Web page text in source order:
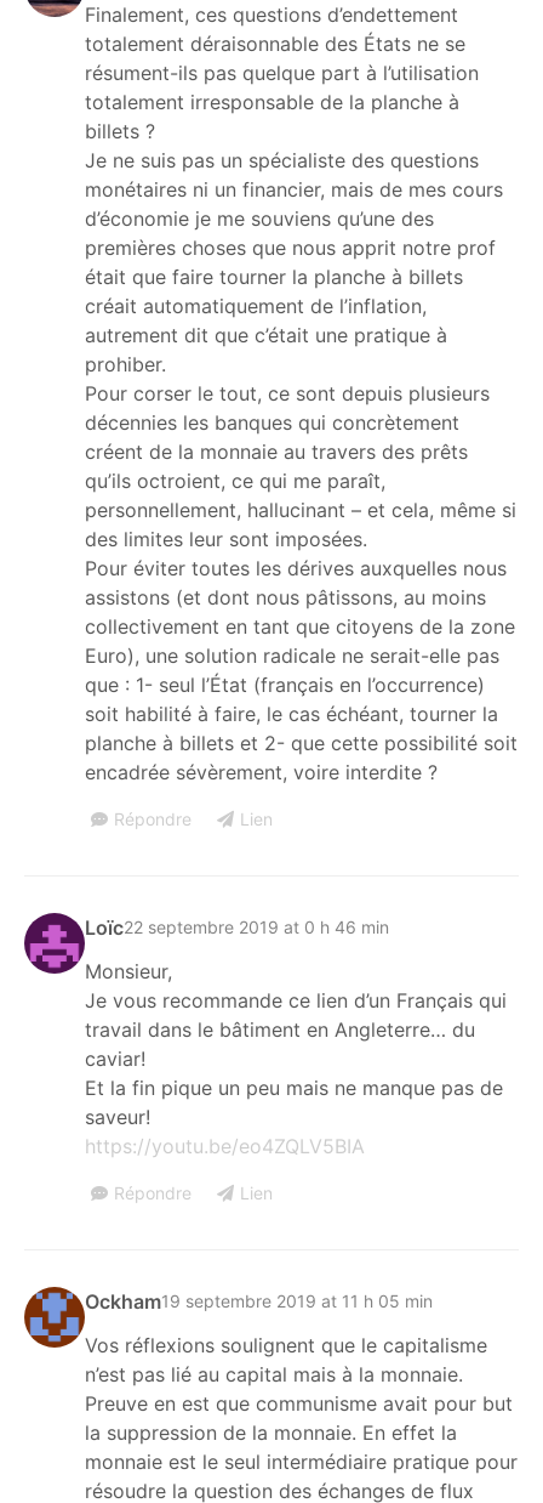
Finalement, ces questions d’endettement
totalement déraisonnable des États ne se
résument-ils pas quelque part à l’utilisation
totalement irresponsable de la planche à
billets ?
Je ne suis pas un spécialiste des questions
monétaires ni un financier, mais de mes cours
d’économie je me souviens qu’une des
premières choses que nous apprit notre prof
était que faire tourner la planche à billets
créait automatiquement de l’inflation,
autrement dit que c’était une pratique à
prohiber.
Pour corser le tout, ce sont depuis plusieurs
décennies les banques qui concrètement
créent de la monnaie au travers des prêts
qu’ils octroient, ce qui me paraît,
personnellement, hallucinant – et cela, même si
des limites leur sont imposées.
Pour éviter toutes les dérives auxquelles nous
assistons (et dont nous pâtissons, au moins
collectivement en tant que citoyens de la zone
Euro), une solution radicale ne serait-elle pas
que : 1- seul l’État (français en l’occurrence)
soit habilité à faire, le cas échéant, tourner la
planche à billets et 2- que cette possibilité soit
encadrée sévèrement, voire interdite ?
Répondre Lien
Loïc22 septembre 2019 at 0 h 46 min
Monsieur,
Je vous recommande ce lien d’un Français qui
travail dans le bâtiment en Angleterre… du
caviar!
Et la fin pique un peu mais ne manque pas de
saveur!
https://youtu.be/eo4ZQLV5BIA
Répondre Lien
Ockham19 septembre 2019 at 11 h 05 min
Vos réflexions soulignent que le capitalisme
n’est pas lié au capital mais à la monnaie.
Preuve en est que communisme avait pour but
la suppression de la monnaie. En effet la
monnaie est le seul intermédiaire pratique pour
résoudre la question des échanges de flux